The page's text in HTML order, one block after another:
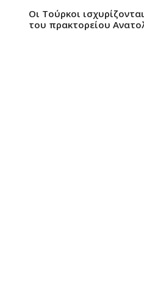
Οι Τούρκοι
του πρακτορείου